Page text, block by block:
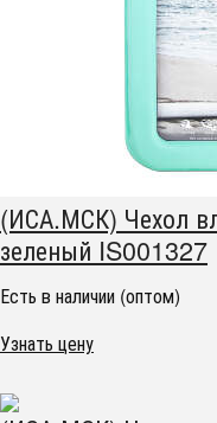
(ИСА.МСК) Чехол
зеленый IS001327
Есть в наличии (оптом)
Узнать цену